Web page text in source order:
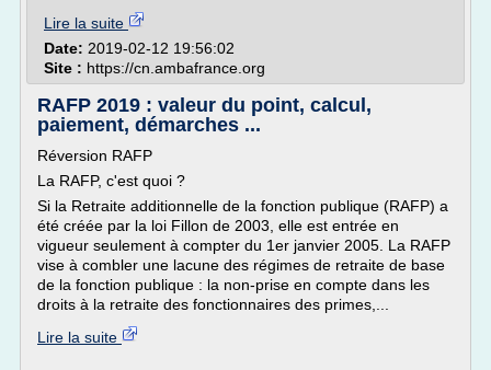
Lire la suite
Date: 2019-02-12 19:56:02
Site : https://cn.ambafrance.org
RAFP 2019 : valeur du point, calcul,
paiement, démarches ...
Réversion RAFP
La RAFP, c'est quoi ?
Si la Retraite additionnelle de la fonction publique (RAFP) a
été créée par la loi Fillon de 2003, elle est entrée en
vigueur seulement à compter du 1er janvier 2005. La RAFP
vise à combler une lacune des régimes de retraite de base
de la fonction publique : la non-prise en compte dans les
droits à la retraite des fonctionnaires des primes,...
Lire la suite